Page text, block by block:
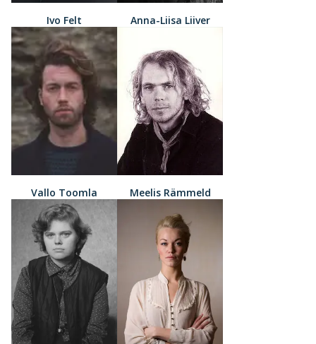
Ivo Felt Anna-Liisa Liiver
Vallo Toomla Meelis Rämmeld